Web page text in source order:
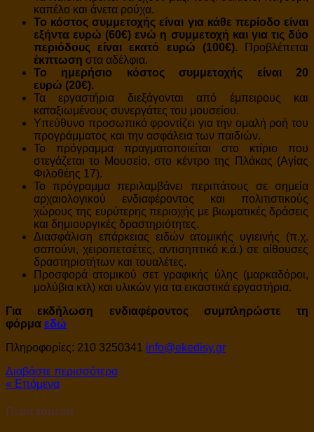
καπέλο και άνετα ρούχα.
Το κόστος συμμετοχής είναι για κάθε περίοδο είναι
εξήντα ευρώ (60€) ενώ η συμμετοχή και για τις δύο
περιόδους είναι εκατό ευρώ (100€).
Προβλέπεται
έκπτωση στα αδέλφια.
Το ημερήσιο κόστος συμμετοχής είναι 20
ευρώ (20€).
Τα εργαστήρια διεξάγονται από έμπειρους και
καταξιωμένους συνεργάτες του μουσείου.
Υπεύθυνο προσωπικό φροντίζει για την ομαλή ροή του
προγράμματος και την ασφάλεια των παιδιών.
Το πρόγραμμα πραγματοποιείται στο κτίριο που
στεγάζεται το Mουσείο, στο κέντρο της Πλάκας (Αγίας
Φιλοθέης 17).
Το πρόγραμμα περιλαμβάνει περιπάτους σε σημεία
αρχαιολογικού ενδιαφέροντος και πολιτιστικούς
χώρους της ευρύτερης περιοχής με βιωματικές δράσεις
και δημιουργικές δραστηριότητες.
Διασφάλιση επάρκειας ειδών ατομικής υγιεινής (π.χ.
σαπούνι, χειροπετσέτες, αντισηπτικό κ.ά.) σε αίθουσες
δραστηριοτήτων και τουαλέτες.
Προσφορά ατομικού σετ γραφικής ύλης (μαρκαδόροι,
μολύβια κτλ) και υλικών για τα εικαστικά εργαστήρια.
Για εκδήλωση ενδιαφέροντος συμπληρώστε τη
φόρμα εδώ
Πληροφορίες: 210 3250341 info@ekedisy.gr
Διαβάστε περισσότερα
« Επόμενα
Περιεχόμενα